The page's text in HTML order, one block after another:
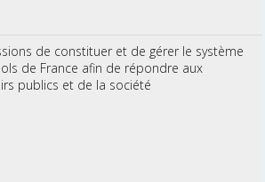
de constituer et de gérer le système
de France afin de répondre aux
publics et de la société